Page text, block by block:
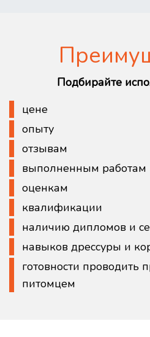
Подбирайте
цене
опыту
отзывам
выполненным работам
оценкам
квалификации
наличию дипломов и
навыков дрессуры и
готовности проводить
питомцем